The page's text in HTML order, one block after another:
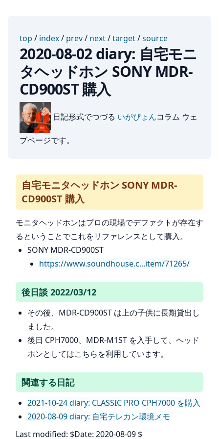
top / index/ prev/ next/target/source
2020-08-02 diary: 自宅モニ
タヘッドホン SONY MDR-
CD900ST 購入
日記形式でつづる いがぴょんコラム ウェ
ブページです。
自宅モニタヘッドホン SONY MDR-
CD900ST 購入
モニタヘッドホンはプロの現場でデファクトが存在す
るということでこれをリファレンスとして購入。
SONY MDR-CD900ST
https://www.soundhouse.c...item/71265/
後日談 2022/03/12
その後、MDR-CD900ST は上の子供に長期貸出し
ました。
後日 CPH7000、MDR-M1ST を入手して、ヘッド
ホンとしてはこちらを利用しています。
関連する日記
2021-10-24 diary: CLASSIC PRO CPH7000 を購入
2020-08-09 diary: 自宅テレカン環境メモ
Last modified: $Date: 2020-08-09 $